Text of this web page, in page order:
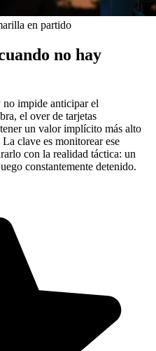
en partido
no hay
no impide anticipar el
el over de tarjetas
un valor implícito más alto
clave es monitorear ese
con la realidad táctica: un
constantemente detenido.